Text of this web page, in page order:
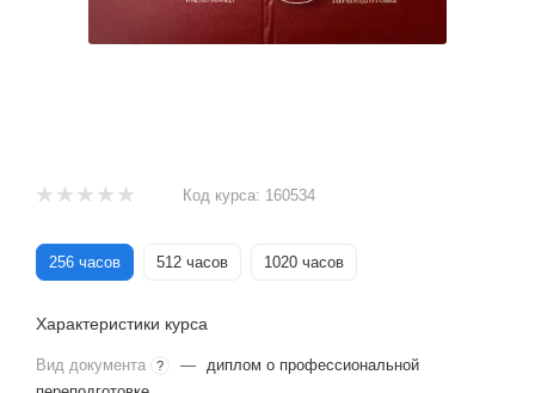
Код курса: 160534
256 часов 512 часов 1020 часов
Характеристики курса
Вид документа ? —
диплом о профессиональной